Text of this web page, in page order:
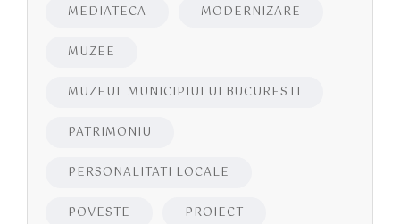
MEDIATECA MODERNIZARE
MUZEE
MUZEUL MUNICIPIULUI BUCURESTI
PATRIMONIU
PERSONALITATI LOCALE
POVESTE PROIECT